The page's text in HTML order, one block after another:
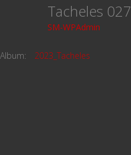
Tacheles 027
SM-WPAdmin
Album: 2023_Tacheles